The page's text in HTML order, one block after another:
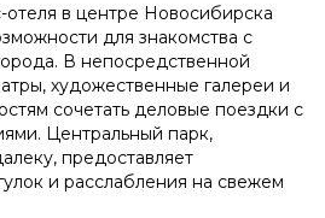
в центре Новосибирска
для знакомства с
В непосредственной
художественные галереи и
сочетать деловые поездки с
Центральный парк,
предоставляет
и расслабления на свежем